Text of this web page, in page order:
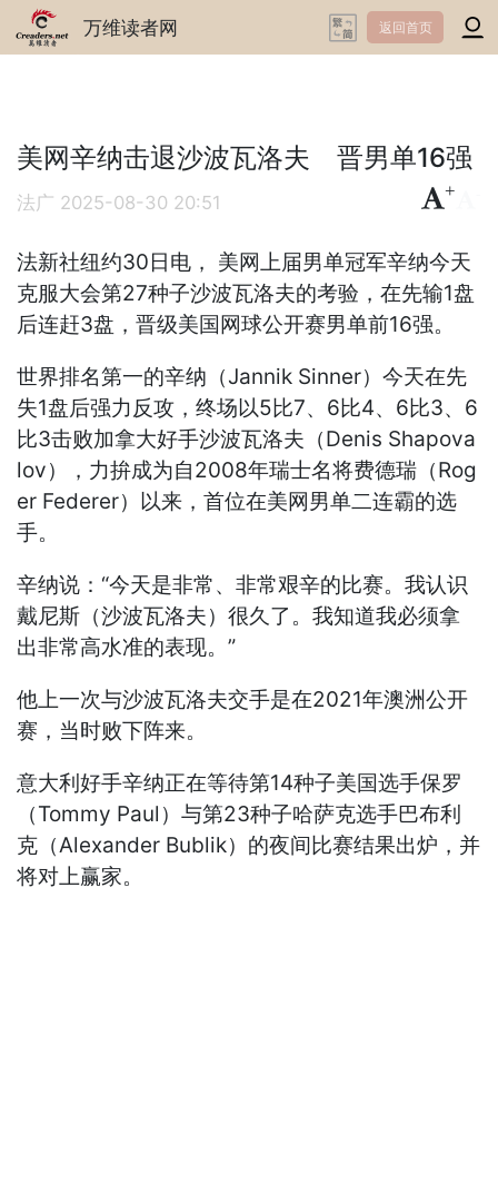
万维读者网 返回首页
美网辛纳击退沙波瓦洛夫 晋男单16强
法广 2025-08-30 20:51
+
法新社纽约30日电， 美网上届男单冠军辛纳今天
克服大会第27种子沙波瓦洛夫的考验，在先输1盘
后连赶3盘，晋级美国网球公开赛男单前16强。
世界排名第一的辛纳（Jannik Sinner）今天在先
失1盘后强力反攻，终场以5比7、6比4、6比3、6
比3击败加拿大好手沙波瓦洛夫（Denis Shapova
lov），力拚成为自2008年瑞士名将费德瑞（Rog
er Federer）以来，首位在美网男单二连霸的选
手。
辛纳说：“今天是非常、非常艰辛的比赛。我认识
戴尼斯（沙波瓦洛夫）很久了。我知道我必须拿
出非常高水准的表现。”
他上一次与沙波瓦洛夫交手是在2021年澳洲公开
赛，当时败下阵来。
意大利好手辛纳正在等待第14种子美国选手保罗
（Tommy Paul）与第23种子哈萨克选手巴布利
克（Alexander Bublik）的夜间比赛结果出炉，并
将对上赢家。